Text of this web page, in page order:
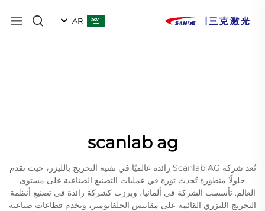
AR
scanlab ag
تُعد شركة Scanlab AG رائدة عالميًا في تقنية التحريج بالليزر، حيث تقدم
حلولًا متطورة تُحدث ثورة في عمليات التصنيع الصناعية على مستوى
العالم. تأسست الشركة في ألمانيا، وبرزت كشركة رائدة في تصنيع أنظمة
التحريج الليزري القائمة على مقاييس الجلفانومتر، وتخدم قطاعات صناعية